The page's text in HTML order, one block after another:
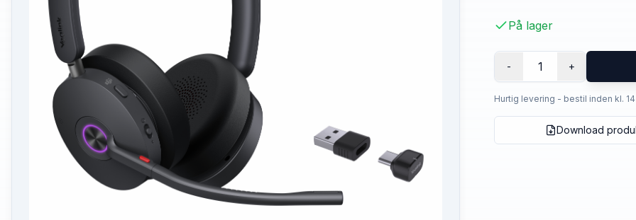
På lager
- 1 +
Hurtig levering - bestil inden kl.
Download